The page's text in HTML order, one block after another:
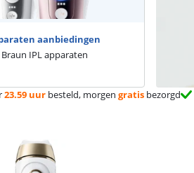
aanbiedingen
IPL apparaten
23.59 uur besteld, morgen gratis bezorgd